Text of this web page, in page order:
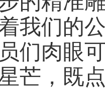
我们的
们肉眼
芒，既